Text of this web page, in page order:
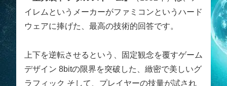
イレムというメーカーがファミコンというハード
ウェアに捧げた、最高の技術的回答です。
上下を逆転させるという、固定観念を覆すゲーム
デザイン 8bitの限界を突破した、緻密で美しいグ
ラフィック そして、プレイヤーの技量が試され